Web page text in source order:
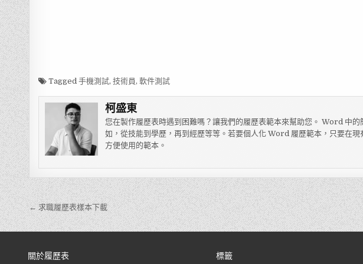
Tagged手機測試,技術員,軟件測試
柯盛東
您在製作履歷表時遇到困難嗎？讓我們的履歷表範本來幫助您。 Word 中
如，從技能到學歷，再到經歷等等。若要個人化 Word 履歷範本，只要在
方便使用的範本。
文
章
導
← 求職履歷表樣本下載
關於履歷表 標籤